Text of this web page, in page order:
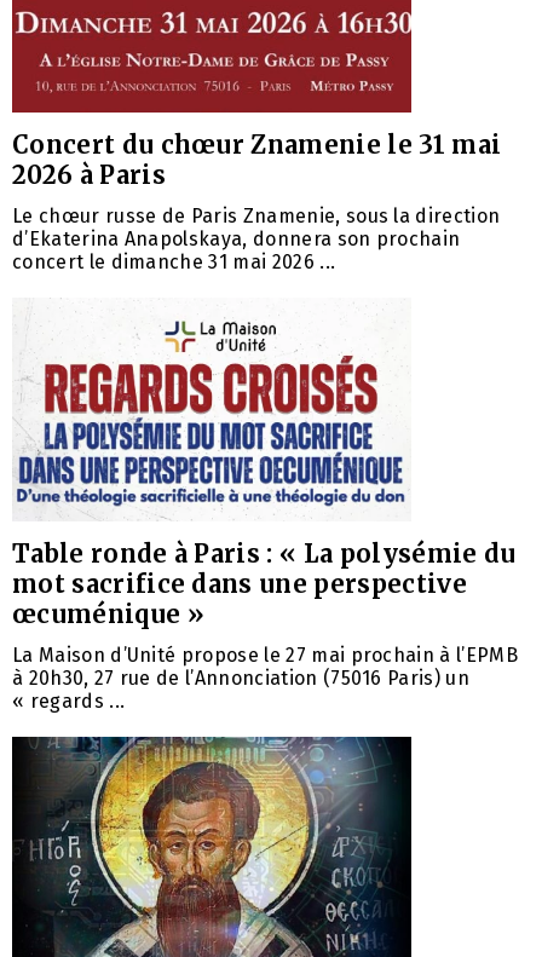
Concert du chœur Znamenie le 31 mai
2026 à Paris
Le chœur russe de Paris Znamenie, sous la direction
d’Ekaterina Anapolskaya, donnera son prochain
concert le dimanche 31 mai 2026 ...
Table ronde à Paris : « La polysémie du
mot sacrifice dans une perspective
œcuménique »
La Maison d’Unité propose le 27 mai prochain à l’EPMB
à 20h30, 27 rue de l’Annonciation (75016 Paris) un
« regards ...